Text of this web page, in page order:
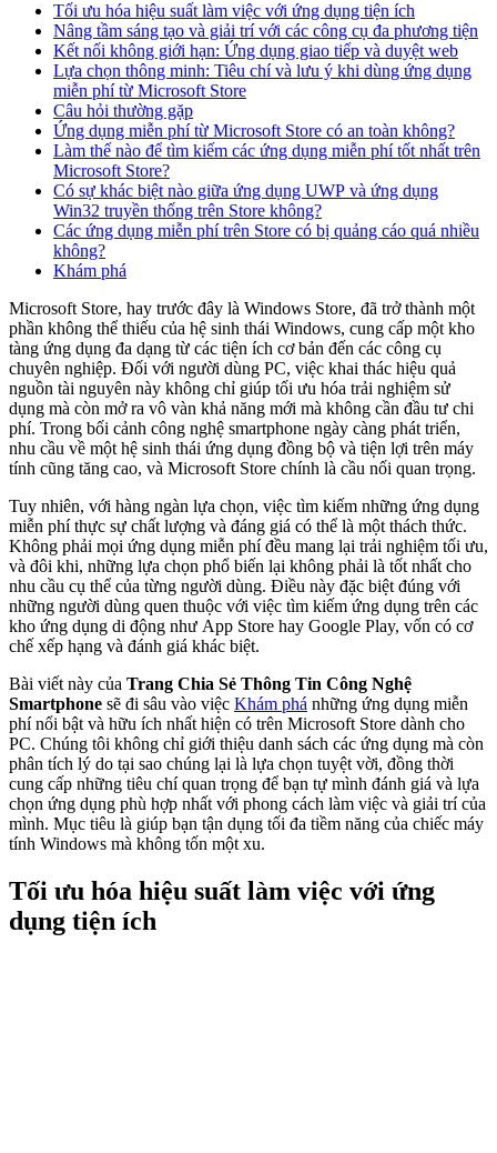
Tối ưu hóa hiệu suất làm việc với ứng dụng tiện ích
Nâng tầm sáng tạo và giải trí với các công cụ đa phương tiện
Kết nối không giới hạn: Ứng dụng giao tiếp và duyệt web
Lựa chọn thông minh: Tiêu chí và lưu ý khi dùng ứng dụng
miễn phí từ Microsoft Store
Câu hỏi thường gặp
Ứng dụng miễn phí từ Microsoft Store có an toàn không?
Làm thế nào để tìm kiếm các ứng dụng miễn phí tốt nhất trên
Microsoft Store?
Có sự khác biệt nào giữa ứng dụng UWP và ứng dụng
Win32 truyền thống trên Store không?
Các ứng dụng miễn phí trên Store có bị quảng cáo quá nhiều
không?
Khám phá
Microsoft Store, hay trước đây là Windows Store, đã trở thành một
phần không thể thiếu của hệ sinh thái Windows, cung cấp một kho
tàng ứng dụng đa dạng từ các tiện ích cơ bản đến các công cụ
chuyên nghiệp. Đối với người dùng PC, việc khai thác hiệu quả
nguồn tài nguyên này không chỉ giúp tối ưu hóa trải nghiệm sử
dụng mà còn mở ra vô vàn khả năng mới mà không cần đầu tư chi
phí. Trong bối cảnh công nghệ smartphone ngày càng phát triển,
nhu cầu về một hệ sinh thái ứng dụng đồng bộ và tiện lợi trên máy
tính cũng tăng cao, và Microsoft Store chính là cầu nối quan trọng.
Tuy nhiên, với hàng ngàn lựa chọn, việc tìm kiếm những ứng dụng
miễn phí thực sự chất lượng và đáng giá có thể là một thách thức.
Không phải mọi ứng dụng miễn phí đều mang lại trải nghiệm tối ưu,
và đôi khi, những lựa chọn phổ biến lại không phải là tốt nhất cho
nhu cầu cụ thể của từng người dùng. Điều này đặc biệt đúng với
những người dùng quen thuộc với việc tìm kiếm ứng dụng trên các
kho ứng dụng di động như App Store hay Google Play, vốn có cơ
chế xếp hạng và đánh giá khác biệt.
Bài viết này của Trang Chia Sẻ Thông Tin Công Nghệ
Smartphone sẽ đi sâu vào việc Khám phá những ứng dụng miễn
phí nổi bật và hữu ích nhất hiện có trên Microsoft Store dành cho
PC. Chúng tôi không chỉ giới thiệu danh sách các ứng dụng mà còn
phân tích lý do tại sao chúng lại là lựa chọn tuyệt vời, đồng thời
cung cấp những tiêu chí quan trọng để bạn tự mình đánh giá và lựa
chọn ứng dụng phù hợp nhất với phong cách làm việc và giải trí của
mình. Mục tiêu là giúp bạn tận dụng tối đa tiềm năng của chiếc máy
tính Windows mà không tốn một xu.
Tối ưu hóa hiệu suất làm việc với ứng
dụng tiện ích